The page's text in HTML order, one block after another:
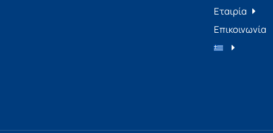
Εταιρία
Επικοινωνία